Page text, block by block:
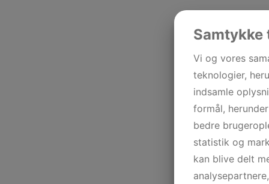
Vi og vores
teknologier,
indsamle
formål,
bedre
statistik og
kan blive delt